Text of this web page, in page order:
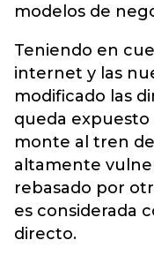
modelos de
Teniendo en
internet y las
modificado las
queda expuesto
monte al tren
altamente
rebasado por
es considerada
directo.